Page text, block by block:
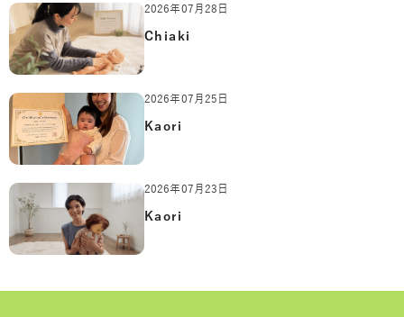
2026年07月28日
Chiaki
2026年07月25日
Kaori
2026年07月23日
Kaori